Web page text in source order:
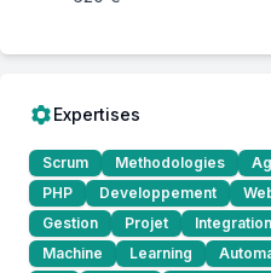
Expertises
Scrum Methodologies
PHP
Developpement
Gestion
Projet Integration
Machine
Learning